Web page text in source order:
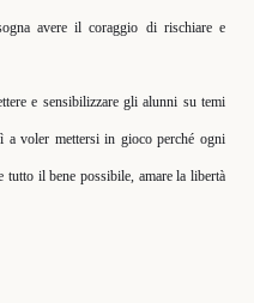
avere il coraggio di rischiare e
e sensibilizzare gli alunni su temi
a voler mettersi in gioco perché ogni
tutto il bene possibile, amare la libertà